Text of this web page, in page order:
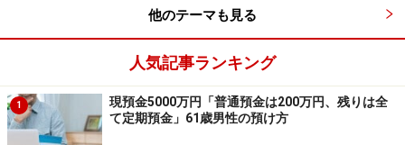
準拠した形をとっています
※エピソードは投稿者の当時のものです。現在とはサー
ビスや金額などの情報が異なることがございます
※投稿エピソードのため、内容の正確性を保証するもの
ではございません
他のテーマも見る
人気記事ランキング
1
現預金5000万円「普通預金は200万円、残りは全
て定期預金」61歳男性の預け方